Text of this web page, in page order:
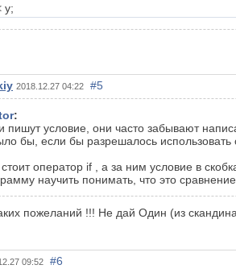
y;
2018.12.27 04:22 #5
:
пишут условие, они часто забывают
бы, если бы разрешалось использовать
оператор if , а за ним условие в
научить понимать, что это
пожеланий !!! Не дай Один (из
09:52 #6